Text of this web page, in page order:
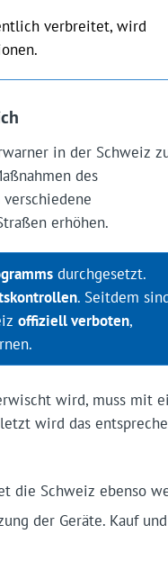
verbreitet, wird
in der Schweiz
des
erhöhen.
durchgesetzt.
. Seitdem
offiziell verboten,
wird, muss mit
wird das
die Schweiz ebenso
der Geräte. Kauf und